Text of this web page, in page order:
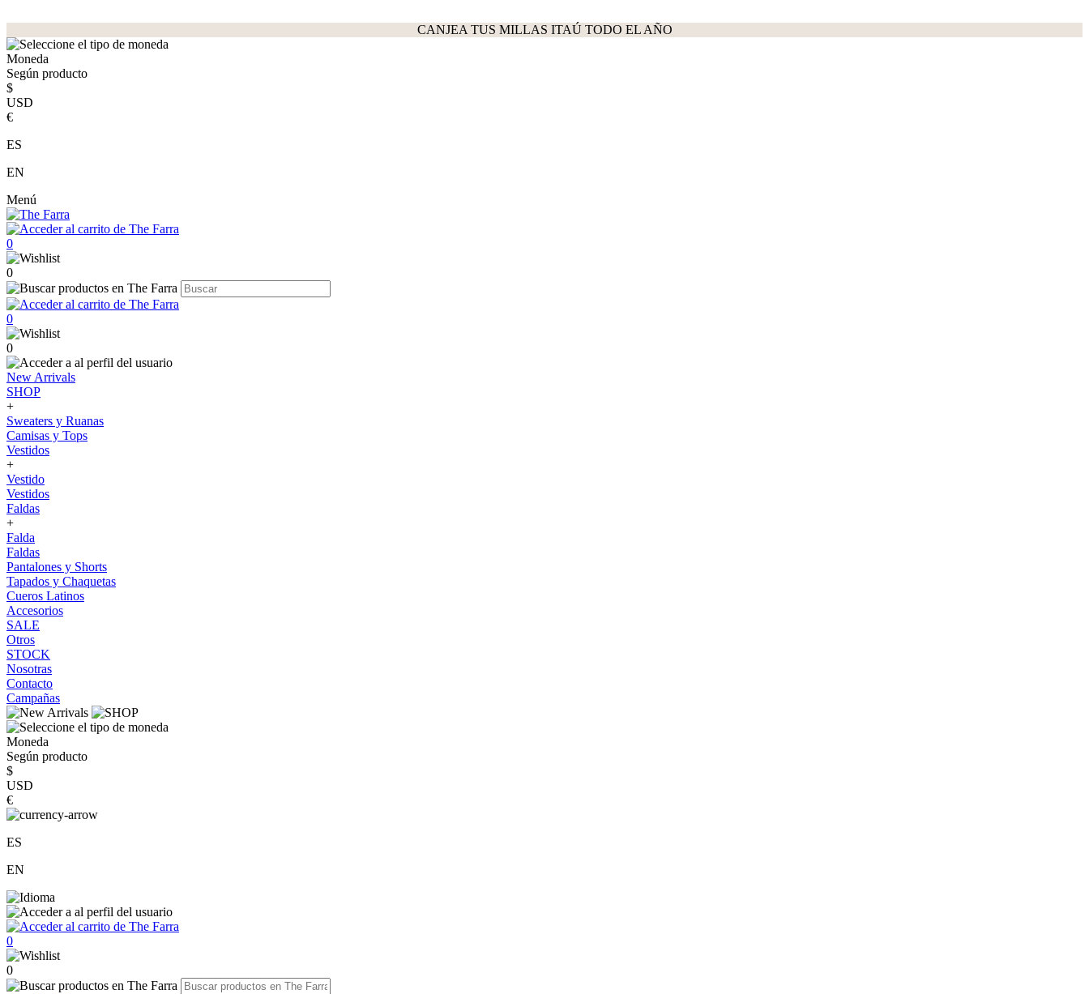
CANJEA TUS MILLAS ITAÚ TODO EL AÑO
Moneda
Según producto
$
USD
€
ES
EN
Menú
0
0
0
0
New Arrivals
SHOP
+
Sweaters y Ruanas
Camisas y Tops
Vestidos
+
Vestido
Vestidos
Faldas
+
Falda
Faldas
Pantalones y Shorts
Tapados y Chaquetas
Cueros Latinos
Accesorios
SALE
Otros
STOCK
Nosotras
Contacto
Campañas
Moneda
Según producto
$
USD
€
ES
EN
0
0